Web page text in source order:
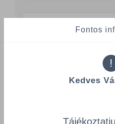
Számológép
Fontos
!
Kedves